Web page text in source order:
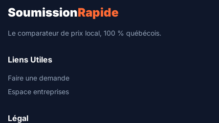
SoumissionRapide
Le comparateur de prix local, 100 % québécois.
Liens Utiles
Faire une demande
Espace entreprises
Légal